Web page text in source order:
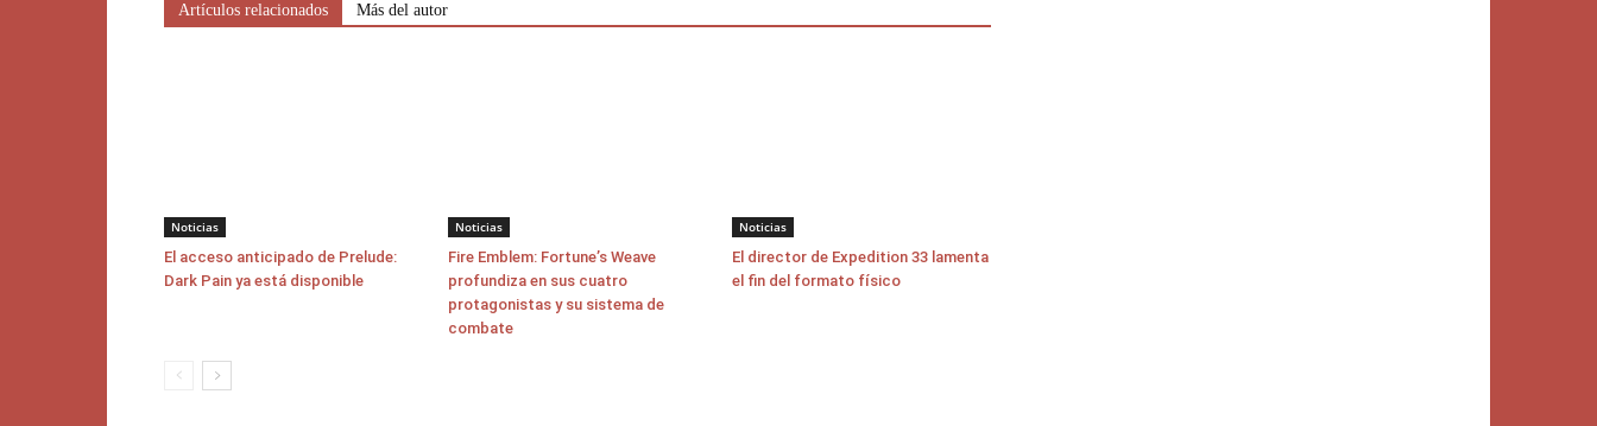
Artículos relacionados Más del autor
Noticias
El acceso anticipado de Prelude:
Dark Pain ya está disponible
Noticias
Fire Emblem: Fortune’s Weave
profundiza en sus cuatro
protagonistas y su sistema de
combate
Noticias
El director de Expedition 33 lamenta
el fin del formato físico